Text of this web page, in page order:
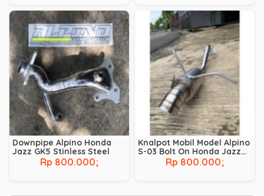
Downpipe Alpino Honda
Jazz GK5 Stinless Steel
Rp 800.000;
Knalpot Mobil Model Alpino
S-03 Bolt On Honda Jazz
Rp 800.000;